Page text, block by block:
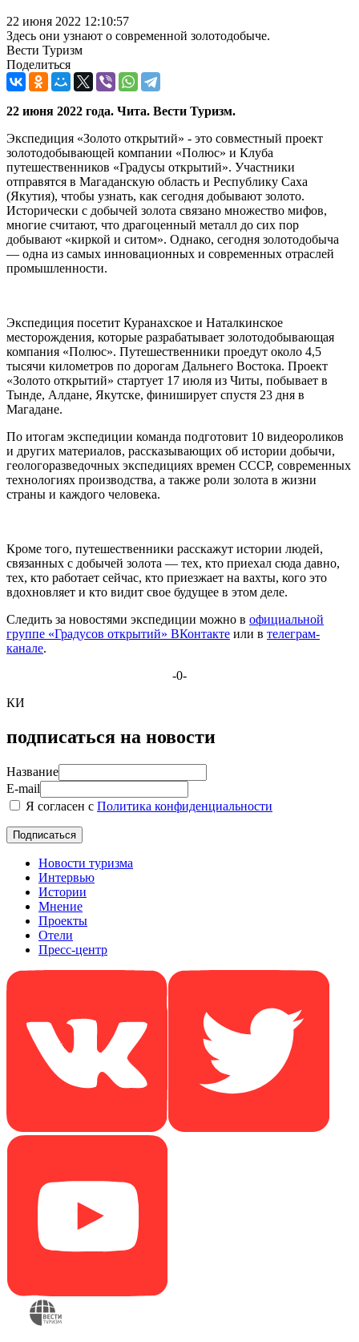
22 июня 2022 12:10:57
Здесь они узнают о современной золотодобыче.
Вести Туризм
Поделиться
22 июня 2022 года. Чита. Вести Туризм.
Экспедиция «Золото открытий» - это совместный проект
золотодобывающей компании «Полюс» и Клуба
путешественников «Градусы открытий». Участники
отправятся в Магаданскую область и Республику Саха
(Якутия), чтобы узнать, как сегодня добывают золото.
Исторически с добычей золота связано множество мифов,
многие считают, что драгоценный металл до сих пор
добывают «киркой и ситом». Однако, сегодня золотодобыча
— одна из самых инновационных и современных отраслей
промышленности.
Экспедиция посетит Куранахское и Наталкинское
месторождения, которые разрабатывает золотодобывающая
компания «Полюс». Путешественники проедут около 4,5
тысячи километров по дорогам Дальнего Востока. Проект
«Золото открытий» стартует 17 июля из Читы, побывает в
Тынде, Алдане, Якутске, финиширует спустя 23 дня в
Магадане.
По итогам экспедиции команда подготовит 10 видеороликов
и других материалов, рассказывающих об истории добычи,
геологоразведочных экспедициях времен СССР, современных
технологиях производства, а также роли золота в жизни
страны и каждого человека.
Кроме того, путешественники расскажут истории людей,
связанных с добычей золота — тех, кто приехал сюда давно,
тех, кто работает сейчас, кто приезжает на вахты, кого это
вдохновляет и кто видит свое будущее в этом деле.
Следить за новостями экспедиции можно в официальной
группе «Градусов открытий» ВКонтакте или в телеграм-
канале.
-0-
КИ
подписаться на новости
Название
E-mail
Я согласен с Политика конфиденциальности
Новости туризма
Интервью
Истории
Мнение
Проекты
Отели
Пресс-центр